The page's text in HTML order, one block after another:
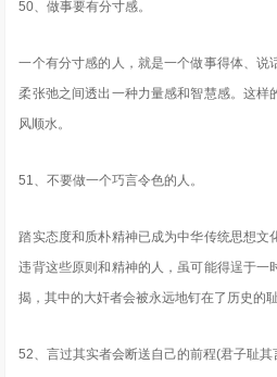
50、做事要有分寸感。
一个有分寸感的人，就是一个做事得体、说
柔张弛之间透出一种力量感和智慧感。这样
风顺水。
51、不要做一个巧言令色的人。
踏实态度和质朴精神已成为中华传统思想文
违背这些原则和精神的人，虽可能得逞于一
揭，其中的大奸者会被永远地钉在了历史的耻
52、言过其实者会断送自己的前程(君子耻其